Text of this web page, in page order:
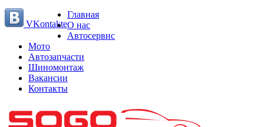
VKontakte
Главная
О нас
Автосервис
Мото
Автозапчасти
Шиномонтаж
Вакансии
Контакты